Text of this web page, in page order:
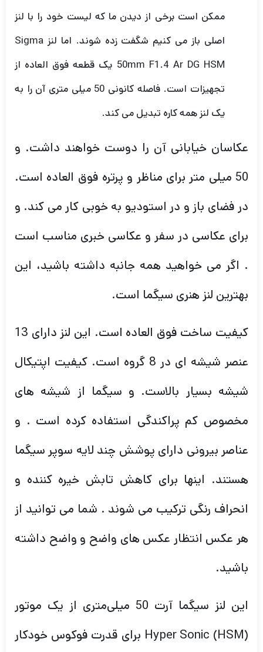
ممکن است برخی از دیدن ما که لیست خود را با لنز
اصلی باز می کنیم شگفت زده شوند. اما لنز Sigma
50mm F1.4 Ar DG HSM یک قطعه فوق العاده از
تجهیزات است. فاصله کانونی 50 میلی متری آن را به
یک لنز همه کاره تبدیل می کند.
عکاسان خیابانی آن را دوست خواهند داشت. و
50 میلی متر برای مناظر و پرتره فوق العاده است.
در فضای باز و در استودیو به خوبی کار می کند. و
برای عکاسی در سفر و عکاسی خبری مناسب است
. اگر می خواهید همه جانبه داشته باشید، این
بهترین لنز هنری سیگما است.
کیفیت ساخت فوق العاده است. این لنز دارای 13
عنصر شیشه ای در 8 گروه است. کیفیت اپتیکال
شیشه بسیار بالاست. و سیگما از شیشه های
مخصوص کم پراکندگی استفاده کرده است . و
عناصر بیرونی دارای پوشش چند لایه سوپر سیگما
هستند. اینها برای کاهش تابش خیره کننده و
انحراف رنگی ترکیب می شوند . شما می توانید از
هر عکس انتظار عکس های واضح و واضح داشته
باشید.
این لنز سیگما آرت 50 میلی‌متری از یک موتور
Hyper Sonic (HSM) برای قدرت فوکوس خودکار